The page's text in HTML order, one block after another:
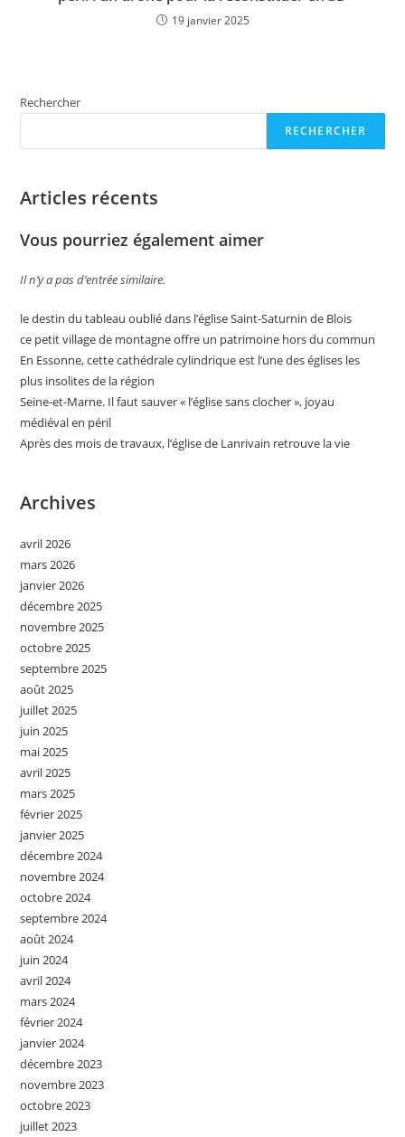
19 janvier 2025
Rechercher
RECHERCHER
Articles récents
Vous pourriez également aimer
Il n’y a pas d’entrée similaire.
le destin du tableau oublié dans l’église Saint-Saturnin de Blois
ce petit village de montagne offre un patrimoine hors du commun
En Essonne, cette cathédrale cylindrique est l’une des églises les
plus insolites de la région
Seine-et-Marne. Il faut sauver « l’église sans clocher », joyau
médiéval en péril
Après des mois de travaux, l’église de Lanrivain retrouve la vie
Archives
avril 2026
mars 2026
janvier 2026
décembre 2025
novembre 2025
octobre 2025
septembre 2025
août 2025
juillet 2025
juin 2025
mai 2025
avril 2025
mars 2025
février 2025
janvier 2025
décembre 2024
novembre 2024
octobre 2024
septembre 2024
août 2024
juin 2024
avril 2024
mars 2024
février 2024
janvier 2024
décembre 2023
novembre 2023
octobre 2023
juillet 2023